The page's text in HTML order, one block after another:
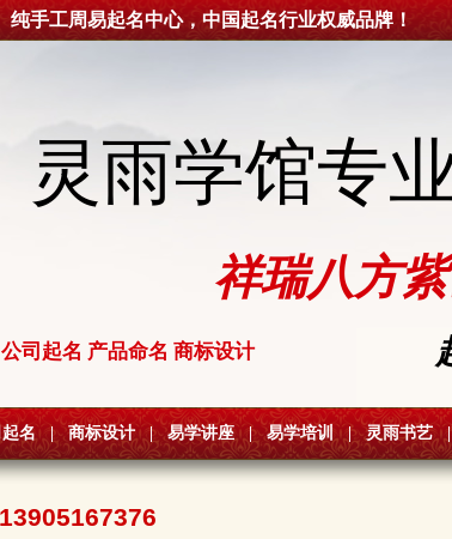
手工周易起名中心，中国起名行业权威品牌！
灵雨学馆专
祥瑞八方
司起名 产品命名 商标设计
名 | 商标设计 | 易学讲座 | 易学培训 | 灵雨书艺 |